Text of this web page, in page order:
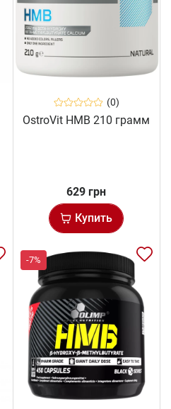
(0)
OstroVit HMB 210 грамм
629 грн
Купить
-7%